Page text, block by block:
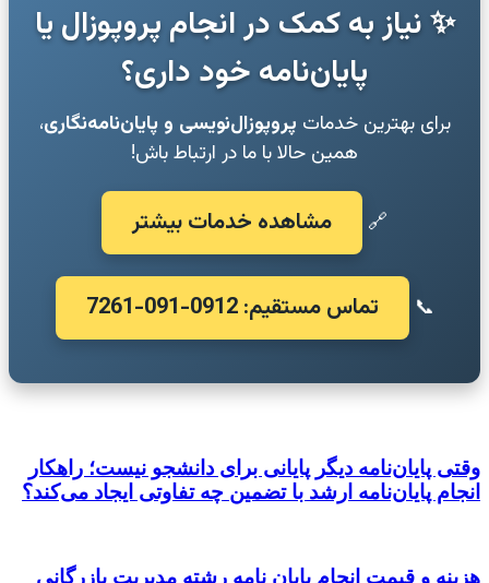
✨ نیاز به کمک در انجام پروپوزال یا
پایان‌نامه خود داری؟
برای بهترین خدمات پروپوزال‌نویسی و پایان‌نامه‌نگاری،
همین حالا با ما در ارتباط باش!
🔗 مشاهده خدمات بیشتر
📞 تماس مستقیم: 0912-091-7261
وقتی پایان‌نامه دیگر پایانی برای دانشجو نیست؛ راهکار
انجام پایان‌نامه ارشد با تضمین چه تفاوتی ایجاد می‌کند؟
هزینه و قیمت انجام پایان نامه رشته مدیریت بازرگانی